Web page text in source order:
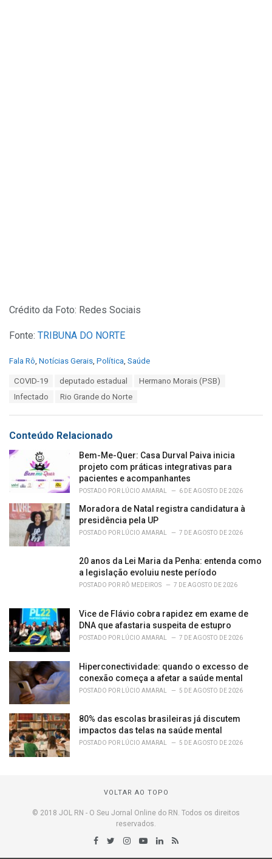
Crédito da Foto: Redes Sociais
Fonte: TRIBUNA DO NORTE
C
i
e
s
Fala Rô, Notícias Gerais, Política, Saúde
COVID-19 deputado estadual
Hermano Morais (PSB)
Infectado
Rio Grande do Norte
Conteúdo Relacionado
Bem-Me-Quer: Casa Durval Paiva inicia
projeto com práticas integrativas para
pacientes e acompanhantes
POSTADO POR LÚCIO AMARAL 6 DE AGOSTO DE 2026
Moradora de Natal registra candidatura à
presidência pela UP
POSTADO POR LÚCIO AMARAL 7 DE AGOSTO DE 2026
20 anos da Lei Maria da Penha: entenda como
a legislação evoluiu neste período
POSTADO POR RÔ MEDEIROS 7 DE AGOSTO DE 2026
Vice de Flávio cobra rapidez em exame de
DNA que afastaria suspeita de estupro
POSTADO POR LÚCIO AMARAL 7 DE AGOSTO DE 2026
Hiperconectividade: quando o excesso de
conexão começa a afetar a saúde mental
POSTADO POR LÚCIO AMARAL 5 DE AGOSTO DE 2026
80% das escolas brasileiras já discutem
impactos das telas na saúde mental
POSTADO POR LÚCIO AMARAL 5 DE AGOSTO DE 2026
VOLTAR AO TOPO
© 2018 JOL RN - O Seu Jornal Online do RN. Todos os direitos
reservados.